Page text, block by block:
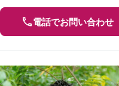
電話でお問い合わせ